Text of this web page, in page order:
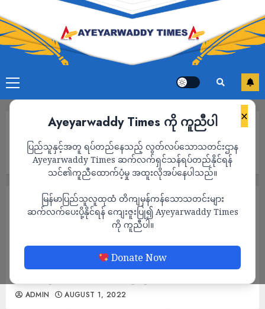
×
Ayeyarwaddy Times ကို ကူညီပါ
ပြည်သူနှင့်အတူ ရပ်တည်နေသည့် လွတ်လပ်သောသတင်းဌာန
Ayeyarwaddy Times ဆက်လက်ရှင်သန်ရပ်တည်နိုင်ရန်
သင်၏ကူညီထောက်ပံ့မှု အထူးလိုအပ်နေပါသည်။
မြန်မာပြည်သူလူထုထံ တိကျမှန်ကန်သောသတင်းများ
ဆက်လက်ပေးပို့နိုင်ရန် ကျေးဇူးပြု၍ Ayeyarwaddy Times
ကို ကူညီပါ။
Donate Now
တယ်လို့ စစ်ခေါင်းဆောင်စွပ်စွဲ၊ ယဥ်ကျေးမှုတွေကိုစောင့်ထိန်းလိုစိတ်
ချို့တဲ့လာဟုဆို
လူငယ်တွေဟာ နိုင်ငံရေးသမားတွေရဲ့ ဘာသာ
ရေးဝါဒမှိုင်းတိုက်ခံနေရတယ်လို့ စစ်
ခေါင်းဆောင်စွပ်စွဲ၊ ယဥ်ကျေးမှုတွေကိုစောင့်
ထိန်းလိုစိတ်ချို့တဲ့လာဟုဆို
ADMIN AUGUST 1, 2022